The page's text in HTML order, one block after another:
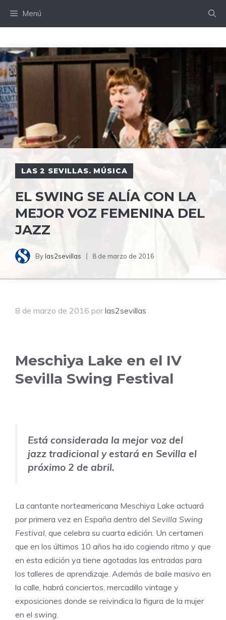
Menú
LAS 2 SEVILLAS. MÚSICA
EL SWING SE ALÍA CON LA
MEJOR VOZ FEMENINA DEL
JAZZ
Bylas2sevillas 8 de marzo de 2016
8 de marzo de 2016 por las2sevillas
Meschiya Lake en el IV
Sevilla Swing Festival
Está considerada la mejor voz del
jazz tradicional y estará en Sevilla el
próximo 2 de abril.
La cantante norteamericana Meschiya Lake actuará
por primera vez en España dentro del Sevilla Swing
Festival , que celebra su cuarta edición. Un certamen
que en los últimos 10 años ha ido cogiendo ritmo y que
en esta edición ya tiene agotadas las entradas para
los talleres de aprendizaje. Además de baile masivo en
la calle, habrá conciertos, mercadillo vintage y
exposiciones donde se reivindica la figura de la mujer
en el swing